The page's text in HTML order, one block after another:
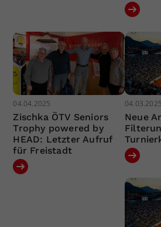
04.04.2025
Zischka ÖTV Seniors
Trophy powered by
HEAD: Letzter Aufruf
für Freistadt
04.03.2025
Neue